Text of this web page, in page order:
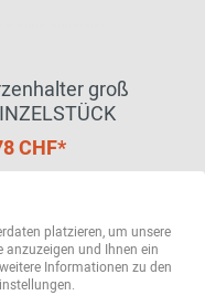
groß
CHF*
platzieren, um unsere
anzuzeigen und Ihnen ein
Informationen zu den